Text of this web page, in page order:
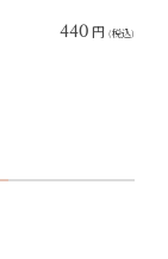
440 円 (税込)